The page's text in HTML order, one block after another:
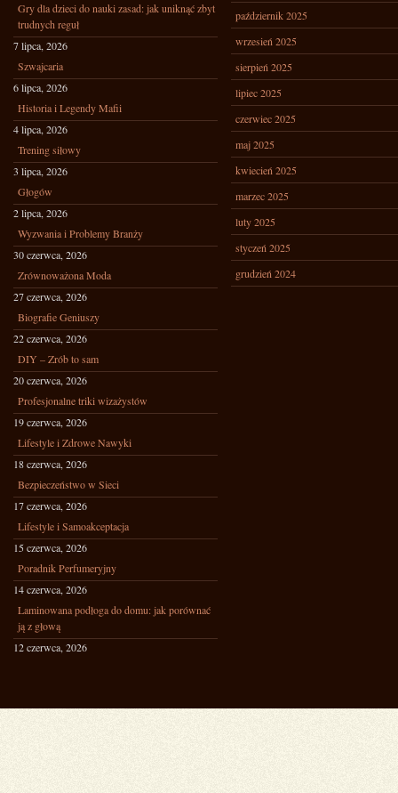
Gry dla dzieci do nauki zasad: jak uniknąć zbyt
trudnych reguł
7 lipca, 2026
Szwajcaria
6 lipca, 2026
Historia i Legendy Mafii
4 lipca, 2026
Trening siłowy
3 lipca, 2026
Głogów
2 lipca, 2026
Wyzwania i Problemy Branży
30 czerwca, 2026
Zrównoważona Moda
27 czerwca, 2026
Biografie Geniuszy
22 czerwca, 2026
DIY – Zrób to sam
20 czerwca, 2026
Profesjonalne triki wizażystów
19 czerwca, 2026
Lifestyle i Zdrowe Nawyki
18 czerwca, 2026
Bezpieczeństwo w Sieci
17 czerwca, 2026
Lifestyle i Samoakceptacja
15 czerwca, 2026
Poradnik Perfumeryjny
14 czerwca, 2026
Laminowana podłoga do domu: jak porównać
ją z głową
12 czerwca, 2026
październik 2025
wrzesień 2025
sierpień 2025
lipiec 2025
czerwiec 2025
maj 2025
kwiecień 2025
marzec 2025
luty 2025
styczeń 2025
grudzień 2024